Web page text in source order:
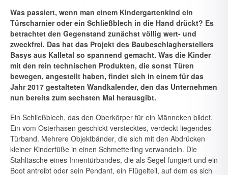
Was passiert, wenn man einem Kindergartenkind ein
Türscharnier oder ein Schließblech in die Hand drückt? Es
betrachtet den Gegen­stand zunächst völlig wert- und
zweckfrei. Das hat das Projekt des Baubeschlagherstellers
Basys aus Kalletal so spannend gemacht. Was die Kinder
mit den rein technischen Produkten, die sonst Türen
bewe­gen, angestellt haben, findet sich in einem für das
Jahr 2017 gestalte­ten Wandkalender, den das Unternehmen
nun bereits zum sechsten Mal herausgibt.
Ein Schließblech, das den Oberkörper für ein Männeken bildet.
Ein vom Osterhasen geschickt verstecktes, verdeckt liegendes
Türband. Mehrere Objektbänder, die sich mit den Abdrücken
kleiner Kinderfüße in einen Schmetterling verwandeln. Die
Stahltasche eines Innentürbandes, die als Segel fungiert und ein
Boot antreibt oder sein Pendant, ein Flügelteil, auf dem es sich